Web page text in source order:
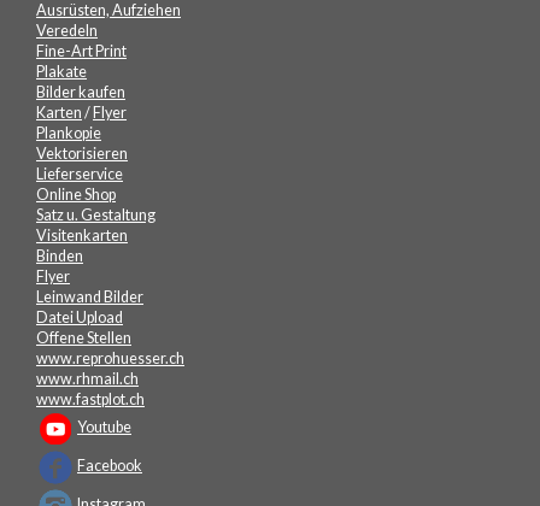
Ausrüsten, Aufziehen
Veredeln
Fine-Art Print
Plakate
Bilder kaufen
Karten / Flyer
Plankopie
Vektorisieren
Lieferservice
Online Shop
Satz u. Gestaltung
Visitenkarten
Binden
Flyer
Leinwand Bilder
Datei Upload
Offene Stellen
www.reprohuesser.ch
www.rhmail.ch
www.fastplot.ch
Youtube
Facebook